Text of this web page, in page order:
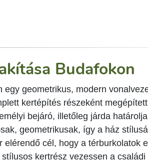
Budafokon
geometrikus, modern
kertépítés részeként
bejáró, illetőleg járda
geometrikusak, így a ház
elérendő cél, hogy a térburkolatok
kertrész vezessen a